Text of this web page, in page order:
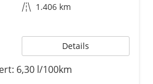
Kilometerstand 1.406 km
Details
6,30 l/100km